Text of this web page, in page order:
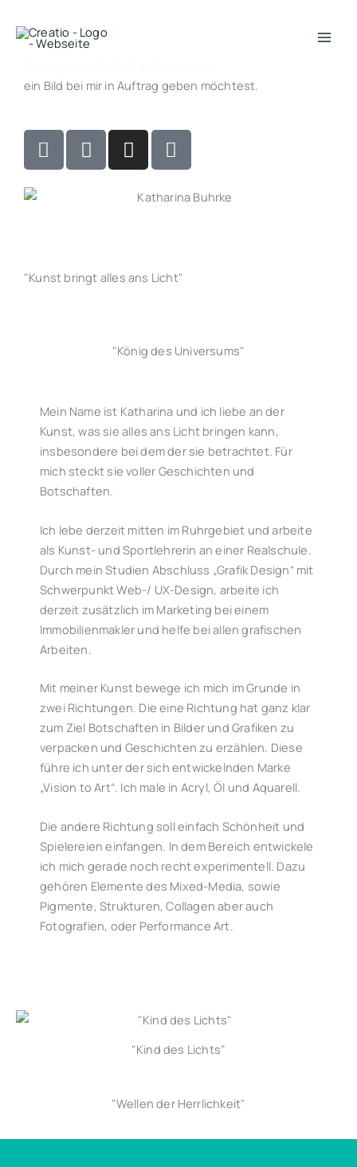
Inhalt
springen
Katharina Buhrke
ein Bild bei mir in Auftrag geben möchtest.
H
o
m
E
t
s
I
n
s
a
M
a
i
l
l
"Kunst bringt alles ans Licht"
"König des Universums"
Mein Name ist Katharina und ich liebe an der
Kunst, was sie alles ans Licht bringen kann,
insbesondere bei dem der sie betrachtet. Für
mich steckt sie voller Geschichten und
Botschaften.
Ich lebe derzeit mitten im Ruhrgebiet und arbeite
als Kunst- und Sportlehrerin an einer Realschule.
Durch mein Studien Abschluss „Grafik Design“ mit
Schwerpunkt Web-/ UX-Design, arbeite ich
derzeit zusätzlich im Marketing bei einem
Immobilienmakler und helfe bei allen grafischen
Arbeiten.
Mit meiner Kunst bewege ich mich im Grunde in
zwei Richtungen. Die eine Richtung hat ganz klar
zum Ziel Botschaften in Bilder und Grafiken zu
verpacken und Geschichten zu erzählen. Diese
führe ich unter der sich entwickelnden Marke
„Vision to Art“. Ich male in Acryl, Öl und Aquarell.
Die andere Richtung soll einfach Schönheit und
Spielereien einfangen. In dem Bereich entwickele
ich mich gerade noch recht experimentell. Dazu
gehören Elemente des Mixed-Media, sowie
Pigmente, Strukturen, Collagen aber auch
Fotografien, oder Performance Art.
"Kind des Lichts"
"Wellen der Herrlichkeit"